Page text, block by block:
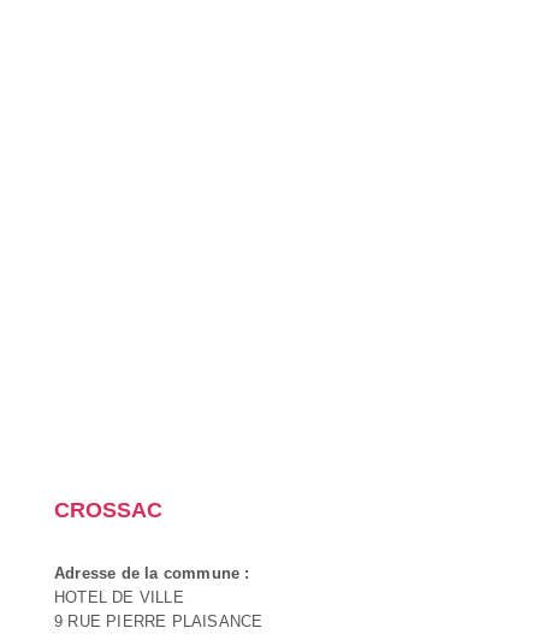
CROSSAC
Adresse de la commune :
HOTEL DE VILLE
9 RUE PIERRE PLAISANCE